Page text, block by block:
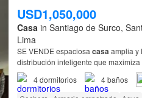
USD1,050,000
Casa in Santiago de Surco,
Lima
SE VENDE espaciosa casaamplia y
distribución inteligente que
diseñada para la vida familiar y el
4dormitorios 4baños